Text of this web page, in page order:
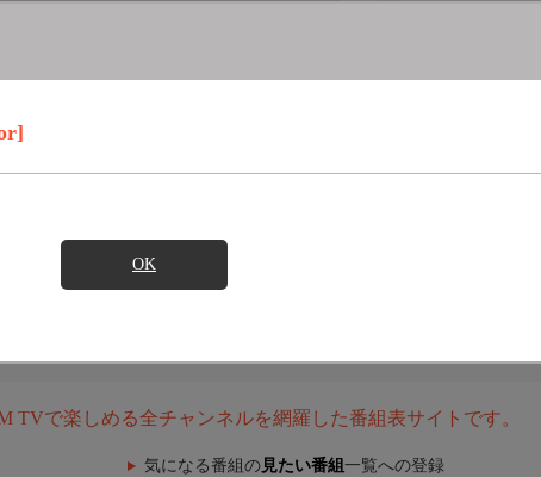
OK
TVで楽しめる全チャンネルを網羅した番組表サイトです。
気になる番組の 見たい番組 一覧への登録